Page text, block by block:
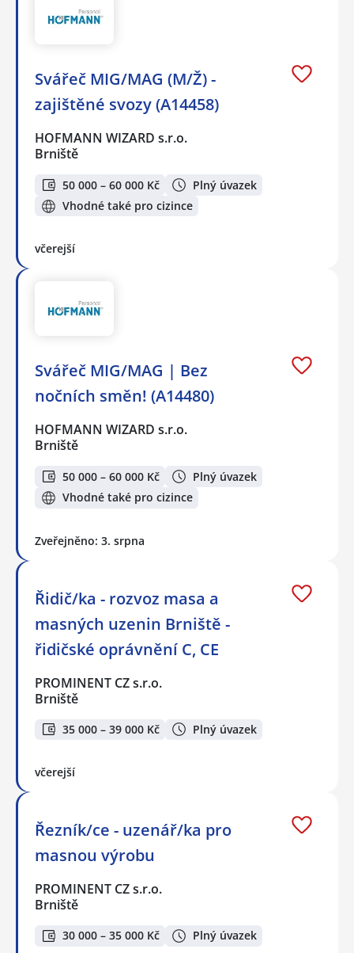
Svářeč MIG/MAG (M/Ž) -
zajištěné svozy (A14458)
HOFMANN WIZARD s.r.o.
Brniště
50 000 – 60 000 Kč
Plný úvazek
Vhodné také pro cizince
včerejší
Svářeč MIG/MAG | Bez
nočních směn! (A14480)
HOFMANN WIZARD s.r.o.
Brniště
50 000 – 60 000 Kč
Plný úvazek
Vhodné také pro cizince
Zveřejněno: 3. srpna
Řidič/ka - rozvoz masa a
masných uzenin Brniště -
řidičské oprávnění C, CE
PROMINENT CZ s.r.o.
Brniště
35 000 – 39 000 Kč Plný úvazek
včerejší
Řezník/ce - uzenář/ka pro
masnou výrobu
PROMINENT CZ s.r.o.
Brniště
30 000 – 35 000 Kč Plný úvazek